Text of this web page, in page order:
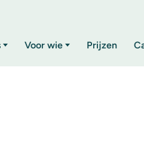
Voor wie Prijzen